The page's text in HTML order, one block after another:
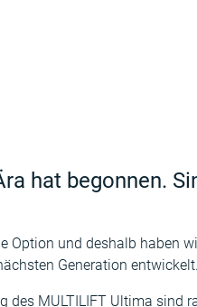
hat begonnen.
Option und deshalb haben
Generation entwickelt.
des MULTILIFT Ultima sind